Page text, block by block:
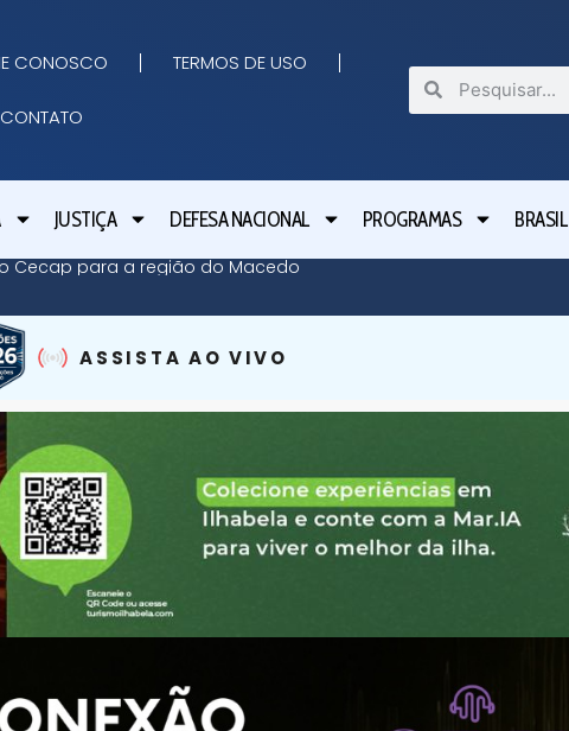
CONOSCO TERMOS DE USO
CONTATO
JUSTIÇA DEFESA NACIONAL PROGRAMAS BRASIL
Cecap para a região do Macedo
ASSISTA AO VIVO